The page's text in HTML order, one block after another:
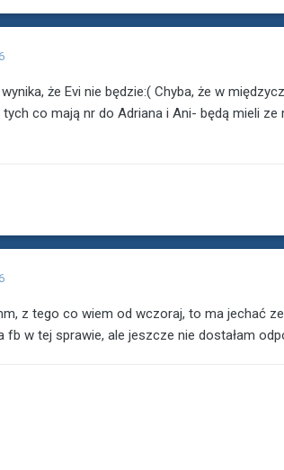
że Evi nie będzie:( Chyba, że w
co mają nr do Adriana i Ani- będą mieli
z tego co wiem od wczoraj, to ma jechać
fb w tej sprawie, ale jeszcze nie dostałam